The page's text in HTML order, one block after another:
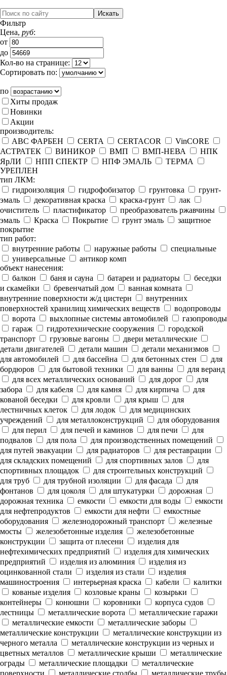
Фильтр
Цена, руб:
от
до
Кол-во на странице:
Сортировать по:
по
Хиты продаж
Новинки
Акции
производитель:
ABC ФАРБЕН
CERTA CERTACOR
VinCORE
АСТРАТЕК
ВИНИКОР ВМП ВМП-НЕВА
НПК
ЯрЛИ
НПП СПЕКТР НПФ ЭМАЛЬ
ТЕРМА
УРЕПЛЕН
тип ЛКМ:
гидроизоляция
гидрофобизатор грунтовка
грунт-
эмаль
декоративная краска краска-грунт
лак
очиститель
пластификатор
преобразователь ржавчины
эмаль
Краска Покрытие грунт эмаль
защитное
покрытие
тип работ:
внутренние работы
наружные работы
специальные
универсальные
антикор комп
объект нанесения:
балкон
баня и сауна батареи и радиаторы
беседки
и скамейки
бревенчатый дом
ванная комната
внутренние поверхности ж/д цистерн
внутренних
поверхностей хранилищ химических веществ
водопроводы
ворота
выхлопные системы автомобилей
газопроводы
гараж
гидротехнические сооружения
городской
транспорт
грузовые вагоны
двери металлические
детали двигателей
детали машин
детали механизмов
для автомобилей
для бассейна для бетонных стен
для
бордюров
для бытовой техники для ванны
для веранд
для всех металлических оснований
для дорог
для
забора
для кабеля для камня для кирпича
для
кованой беседки
для кровли для крыш
для
лестничных клеток
для лодок
для медицинских
учреждений
для металлоконструкций
для оборудования
для перил
для печей и каминов для печи
для
подвалов
для пола
для производственных помещений
для путей эвакуации
для радиаторов
для реставрации
для складских помещений
для спортивных залов
для
спортивных площадок
для строительных конструкций
для труб
для трубной изоляции для фасада
для
фонтанов
для цоколя для штукатурки
дорожная
дорожная техника
емкости емкости для воды
емкости
для нефтепродуктов
емкости для нефти
емкостные
оборудования
железнодорожный транспорт
железные
мосты
железобетонные изделия
железобетонные
конструкции
защита от плесени
изделия для
нефтехимических предприятий
изделия для химических
предприятий
изделия из алюминия
изделия из
оцинкованной стали
изделия из стали
изделия
машиностроения
интерьерная краска кабели
калитки
кованые изделия
козловые краны
козырьки
контейнеры
конюшни коровники
корпуса судов
лестницы
металлические ворота
металлические гаражи
металлические емкости
металлические заборы
металлические конструкции
металлические конструкции из
черного металла
металлические конструкции из черных и
цветных металлов
металлические крыши
металлические
ограды
металлические площадки
металлические
поверхности
металлические столбы металлические трубы